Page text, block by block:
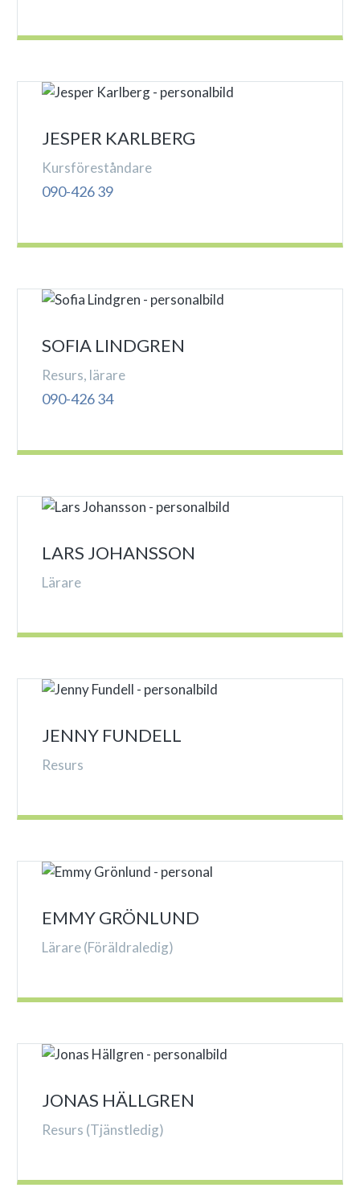
JESPER KARLBERG
Kursföreståndare
090-426 39
SOFIA LINDGREN
Resurs, lärare
090-426 34
LARS JOHANSSON
Lärare
JENNY FUNDELL
Resurs
EMMY GRÖNLUND
Lärare (Föräldraledig)
JONAS HÄLLGREN
Resurs (Tjänstledig)